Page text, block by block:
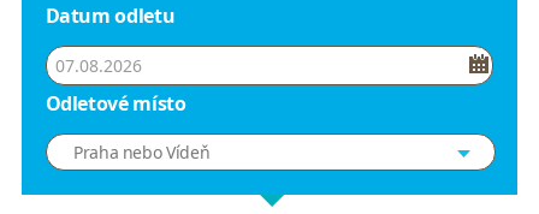
Datum odletu
Odletové místo
Praha nebo Vídeň